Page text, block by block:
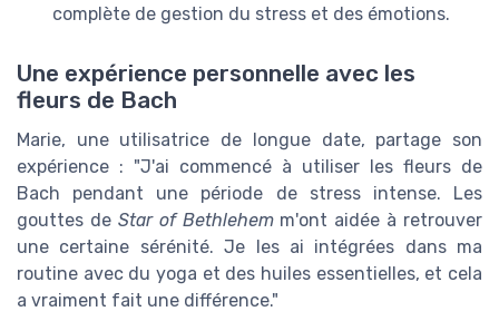
complète de gestion du stress et des émotions.
Une expérience personnelle avec les
fleurs de Bach
Marie, une utilisatrice de longue date, partage son
expérience : "J'ai commencé à utiliser les fleurs de
Bach pendant une période de stress intense. Les
gouttes de Star of Bethlehemm'ont aidée à retrouver
une certaine sérénité. Je les ai intégrées dans ma
routine avec du yoga et des huiles essentielles, et cela
a vraiment fait une différence."